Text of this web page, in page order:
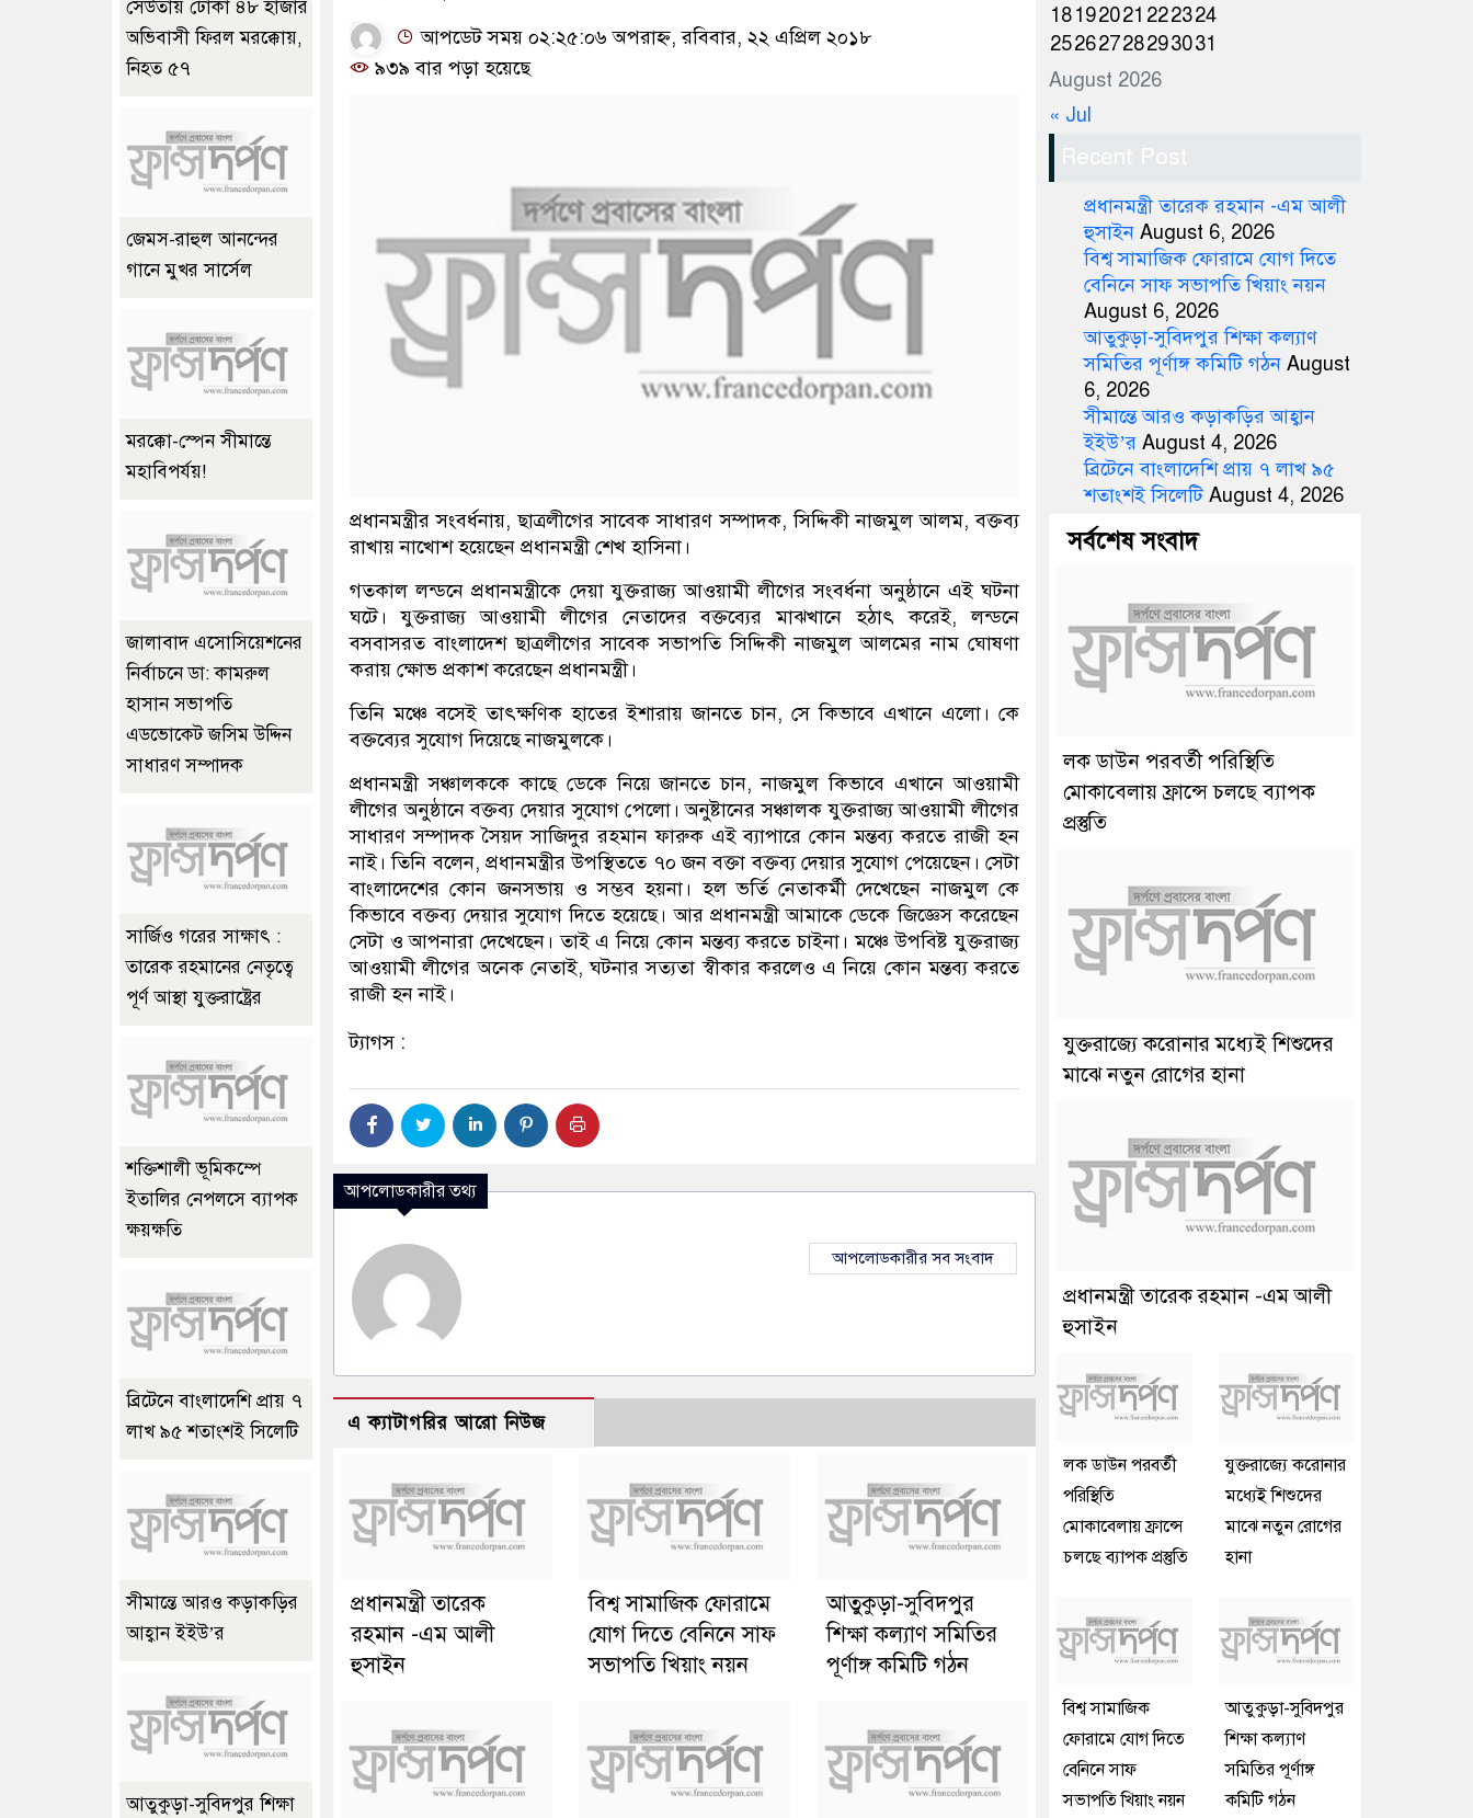
আপডেট সময় ০২:২৫:০৬ অপরাহ্ন, রবিবার, ২২ এপ্রিল ২০১৮
৯৩৯ বার পড়া হয়েছে
প্রধানমন্ত্রীর সংবর্ধনায়, ছাত্রলীগের সাবেক সাধারণ সম্পাদক, সিদ্দিকী নাজমুল আলম, বক্তব্য
রাখায় নাখোশ হয়েছেন প্রধানমন্ত্রী শেখ হাসিনা।
গতকাল লন্ডনে প্রধানমন্ত্রীকে দেয়া যুক্তরাজ্য আওয়ামী লীগের সংবর্ধনা অনুষ্ঠানে এই ঘটনা
ঘটে। যুক্তরাজ্য আওয়ামী লীগের নেতাদের বক্তব্যের মাঝখানে হঠাৎ করেই, লন্ডনে
বসবাসরত বাংলাদেশ ছাত্রলীগের সাবেক সভাপতি সিদ্দিকী নাজমুল আলমের নাম ঘোষণা
করায় ক্ষোভ প্রকাশ করেছেন প্রধানমন্ত্রী।
তিনি মঞ্চে বসেই তাৎক্ষণিক হাতের ইশারায় জানতে চান, সে কিভাবে এখানে এলো। কে
বক্তব্যের সুযোগ দিয়েছে নাজমুলকে।
প্রধানমন্ত্রী সঞ্চালককে কাছে ডেকে নিয়ে জানতে চান, নাজমুল কিভাবে এখানে আওয়ামী
লীগের অনুষ্ঠানে বক্তব্য দেয়ার সুযোগ পেলো। অনুষ্টানের সঞ্চালক যুক্তরাজ্য আওয়ামী লীগের
সাধারণ সম্পাদক সৈয়দ সাজিদুর রহমান ফারুক এই ব্যাপারে কোন মন্তব্য করতে রাজী হন
নাই। তিনি বলেন, প্রধানমন্ত্রীর উপস্থিততে ৭০ জন বক্তা বক্তব্য দেয়ার সুযোগ পেয়েছেন। সেটা
বাংলাদেশের কোন জনসভায় ও সম্ভব হয়না। হল ভর্তি নেতাকর্মী দেখেছেন নাজমুল কে
কিভাবে বক্তব্য দেয়ার সুযোগ দিতে হয়েছে। আর প্রধানমন্ত্রী আমাকে ডেকে জিজ্ঞেস করেছেন
সেটা ও আপনারা দেখেছেন। তাই এ নিয়ে কোন মন্তব্য করতে চাইনা। মঞ্চে উপবিষ্ট যুক্তরাজ্য
আওয়ামী লীগের অনেক নেতাই, ঘটনার সত্যতা স্বীকার করলেও এ নিয়ে কোন মন্তব্য করতে
রাজী হন নাই।
ট্যাগস :
আপলোডকারীর তথ্য
আপলোডকারীর সব সংবাদ
এ ক্যাটাগরির আরো নিউজ
প্রধানমন্ত্রী তারেক
রহমান -এম আলী
হুসাইন
বিশ্ব সামাজিক ফোরামে
যোগ দিতে বেনিনে সাফ
সভাপতি খিয়াং নয়ন
আতুকুড়া-সুবিদপুর
শিক্ষা কল্যাণ সমিতির
পূর্ণাঙ্গ কমিটি গঠন
সেউতায় ঢোকা ৪৮ হাজার
অভিবাসী ফিরল মরক্কোয়,
নিহত ৫৭
জেমস-রাহুল আনন্দের
গানে মুখর সার্সেল
মরক্কো-স্পেন সীমান্তে
মহাবিপর্যয়!
জালাবাদ এসোসিয়েশনের
নির্বাচনে ডা: কামরুল
হাসান সভাপতি
এডভোকেট জসিম উদ্দিন
সাধারণ সম্পাদক
সার্জিও গরের সাক্ষাৎ :
তারেক রহমানের নেতৃত্বে
পূর্ণ আস্থা যুক্তরাষ্ট্রের
শক্তিশালী ভূমিকম্পে
ইতালির নেপলসে ব্যাপক
ক্ষয়ক্ষতি
ব্রিটেনে বাংলাদেশি প্রায় ৭
লাখ ৯৫ শতাংশই সিলেটি
সীমান্তে আরও কড়াকড়ির
আহ্বান ইইউ’র
আতুকুড়া-সুবিদপুর শিক্ষা
August 2026
18192021 222324
25262728293031
« Jul
Recent Post
প্রধানমন্ত্রী তারেক রহমান -এম আলী
হুসাইন August 6, 2026
বিশ্ব সামাজিক ফোরামে যোগ দিতে
বেনিনে সাফ সভাপতি খিয়াং নয়ন
August 6, 2026
আতুকুড়া-সুবিদপুর শিক্ষা কল্যাণ
সমিতির পূর্ণাঙ্গ কমিটি গঠন August
6, 2026
সীমান্তে আরও কড়াকড়ির আহ্বান
ইইউ’র August 4, 2026
ব্রিটেনে বাংলাদেশি প্রায় ৭ লাখ ৯৫
শতাংশই সিলেটি August 4, 2026
সর্বশেষ সংবাদ
লক ডাউন পরবর্তী পরিস্থিতি
মোকাবেলায় ফ্রান্সে চলছে ব্যাপক
প্রস্তুতি
যুক্তরাজ্যে করোনার মধ্যেই শিশুদের
মাঝে নতুন রোগের হানা
প্রধানমন্ত্রী তারেক রহমান -এম আলী
হুসাইন
লক ডাউন পরবর্তী
পরিস্থিতি
মোকাবেলায় ফ্রান্সে
চলছে ব্যাপক প্রস্তুতি
যুক্তরাজ্যে করোনার
মধ্যেই শিশুদের
মাঝে নতুন রোগের
হানা
বিশ্ব সামাজিক
ফোরামে যোগ দিতে
বেনিনে সাফ
সভাপতি খিয়াং নয়ন
আতুকুড়া-সুবিদপুর
শিক্ষা কল্যাণ
সমিতির পূর্ণাঙ্গ
কমিটি গঠন